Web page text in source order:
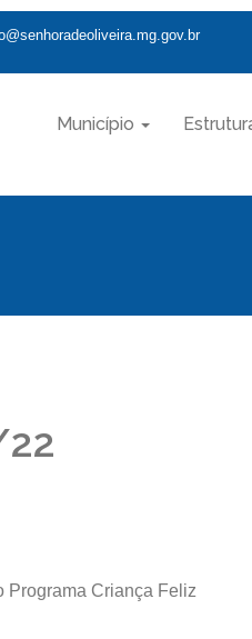
Município
Programa Criança Feliz